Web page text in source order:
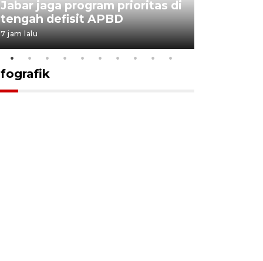
Jabar jaga program prioritas di
tengah defisit APBD
7 jam lalu